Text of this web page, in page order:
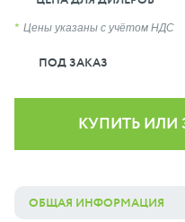
Цены указаны с учётом НДС
ПОД ЗАКАЗ
КУПИТЬ ИЛИ
ОБЩАЯ ИНФОРМАЦИЯ